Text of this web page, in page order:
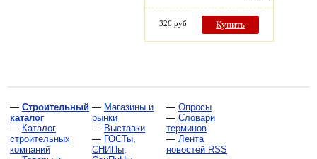
326 руб Купить
— Строительный
каталог
— Каталог
строительных
компаний
— Магазины и
рынки
— Выставки
— ГОСТы,
СНИПы,
— Опросы
— Словари
терминов
— Лента
новостей RSS